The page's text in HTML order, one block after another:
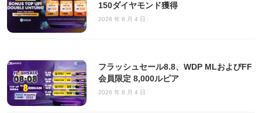
150ダイヤモンド獲得
2026 年 8 月 4 日
フラッシュセール8.8、WDP MLおよびFF
会員限定 8,000ルピア
2026 年 8 月 4 日